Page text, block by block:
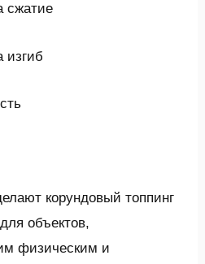
сжатие
изгиб
корундовый топпинг
объектов,
физическим и